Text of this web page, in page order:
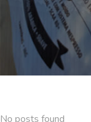
No posts found